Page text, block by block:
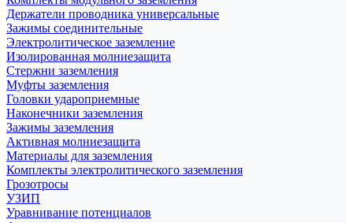
Держатели проводника универсальные
Зажимы соединительные
Электролитическое заземление
Изолированная молниезащита
Стержни заземления
Муфты заземления
Головки удароприемные
Наконечники заземления
Зажимы заземления
Активная молниезащита
Материалы для заземления
Комплекты электролитического заземления
Грозотросы
УЗИП
Уравнивание потенциалов